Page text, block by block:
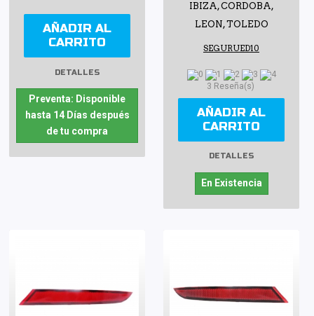
AÑADIR AL
CARRITO
DETALLES
Preventa: Disponible
hasta 14 Días después
de tu compra
IBIZA, CORDOBA,
LEON, TOLEDO
SEGURUED10
3 Reseña(s)
AÑADIR AL
CARRITO
DETALLES
En Existencia